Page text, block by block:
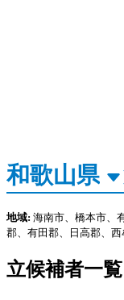
地域: 海南市、橋本市、
郡、有田郡、日高郡、
立候補者一覧